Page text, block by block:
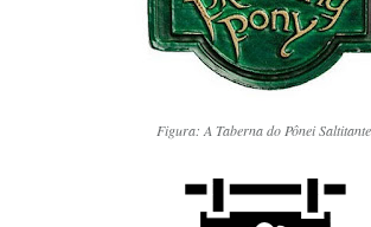
Figura: A Taberna do Pônei Saltitante.